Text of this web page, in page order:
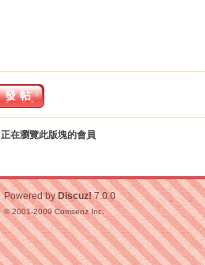
發帖
正在瀏覽此版塊的會員
Powered by Discuz! 7.0.0
© 2001-2009Comsenz Inc.